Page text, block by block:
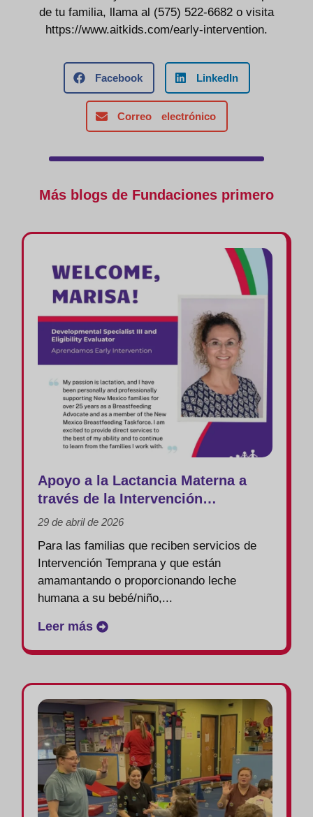
de tu familia, llama al (575) 522-6682 o visita
https://www.aitkids.com/early-intervention.
Facebook LinkedIn
Correo electrónico
Más blogs de Fundaciones primero
Apoyo a la Lactancia Materna a
través de la Intervención
Temprana
29 de abril de 2026
Para las familias que reciben servicios de
Intervención Temprana y que están
amamantando o proporcionando leche
humana a su bebé/niño,...
Leer más